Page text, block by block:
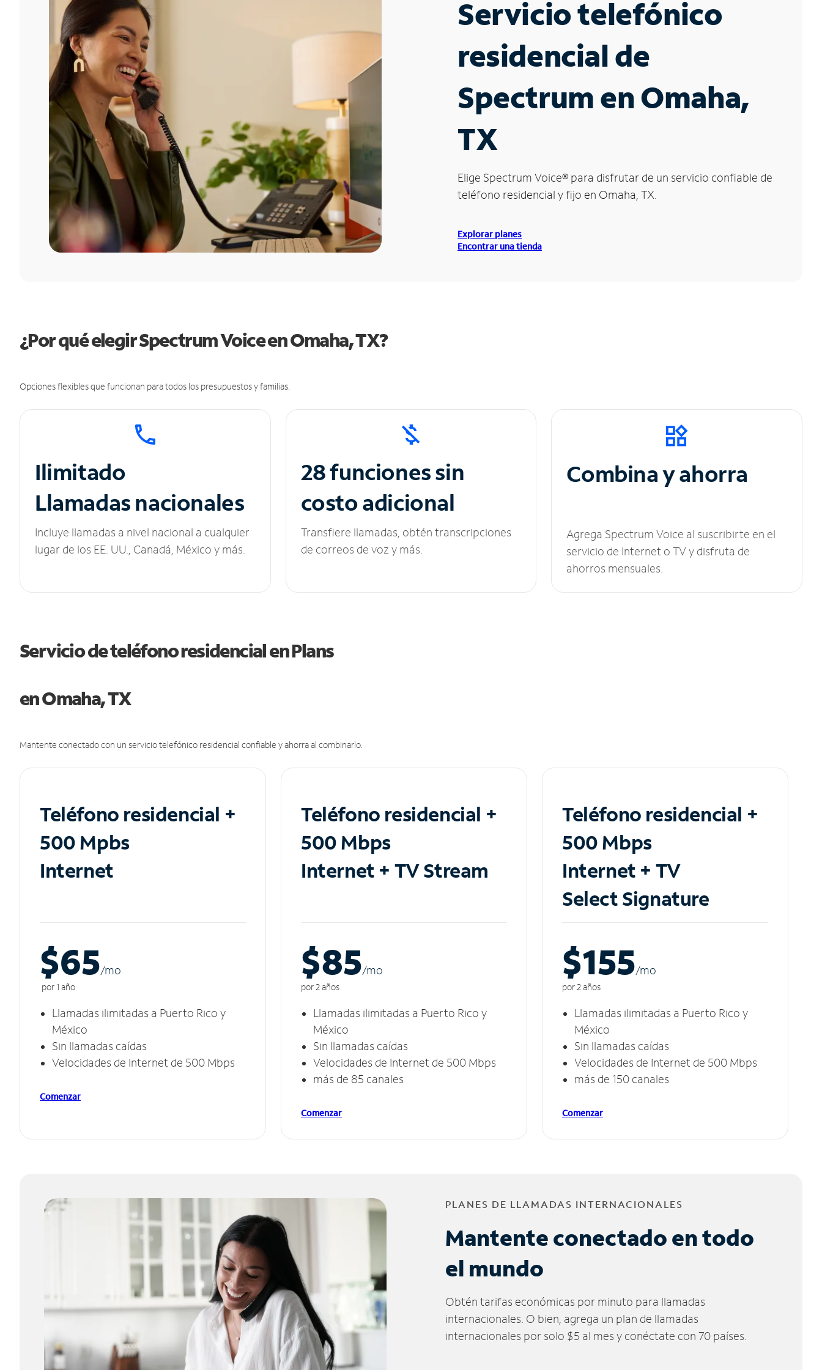
Servicio telefónico
residencial de
Spectrum en Omaha,
TX
Elige Spectrum Voice® para disfrutar de un servicio confiable de
teléfono residencial y fijo en Omaha, TX.
Explorar planes
Encontrar una tienda
¿Por qué elegir Spectrum Voice en Omaha, TX?
Opciones flexibles que funcionan para todos los presupuestos y familias.
Ilimitado
Llamadas nacionales
Incluye llamadas a nivel nacional a cualquier
lugar de los EE. UU., Canadá, México y más.
28 funciones sin
costo adicional
Transfiere llamadas, obtén transcripciones
de correos de voz y más.
Combina y ahorra
Agrega Spectrum Voice al suscribirte en el
servicio de Internet o TV y disfruta de
ahorros mensuales.
Servicio de teléfono residencial en Plans
en Omaha, TX
Mantente conectado con un servicio telefónico residencial confiable y ahorra al combinarlo.
Teléfono residencial +
500 Mpbs
Internet
$65/mo
por 1 año
Llamadas ilimitadas a Puerto Rico y
México
Sin llamadas caídas
Velocidades de Internet de 500 Mbps
Comenzar
Teléfono residencial +
500 Mbps
Internet + TV Stream
$85/mo
por 2 años
Llamadas ilimitadas a Puerto Rico y
México
Sin llamadas caídas
Velocidades de Internet de 500 Mbps
más de 85 canales
Comenzar
Teléfono residencial +
500 Mbps
Internet + TV
Select Signature
$155/mo
por 2 años
Llamadas ilimitadas a Puerto Rico y
México
Sin llamadas caídas
Velocidades de Internet de 500 Mbps
más de 150 canales
Comenzar
PLANES DE LLAMADAS INTERNACIONALES
Mantente conectado en todo
el mundo
Obtén tarifas económicas por minuto para llamadas
internacionales. O bien, agrega un plan de llamadas
internacionales por solo $5 al mes y conéctate con 70 países.